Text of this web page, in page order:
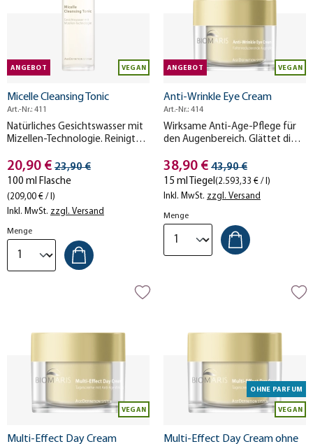
ANGEBOT VEGAN
Micelle Cleansing Tonic
Art.-Nr.: 411
Natürliches Gesichtswasser mit
Mizellen-Technologie. Reinigt
Stückpreis
20,90 € Streichpreis
23,90 €
100 ml Flasche
(209,00 € / l)
Inkl. MwSt. zzgl. Versand
Menge
ANGEBOT VEGAN
Anti-Wrinkle Eye Cream
Art.-Nr.: 414
Wirksame Anti-Age-Pflege für
den Augenbereich. Glättet die
Augenringe.
Stückpreis
38,90 € Streichpreis
43,90 €
15 ml Tiegel (2.593,33 € / l)
Inkl. MwSt. zzgl. Versand
Menge
VEGAN
Multi-Effect Day Cream
OHNE PARFUM
VEGAN
Multi-Effect Day Cream ohne